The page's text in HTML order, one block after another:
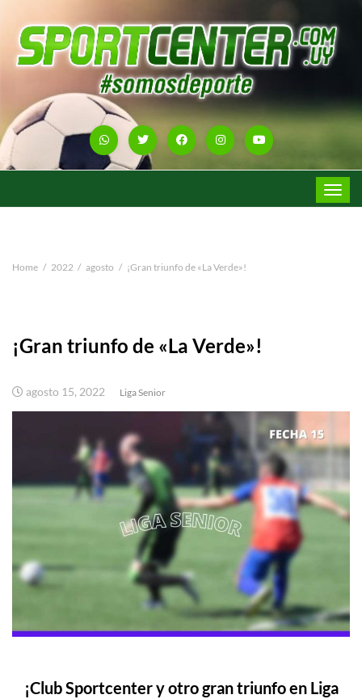
Toggle
Home 2022 agosto ¡Gran triunfo de «La Verde»!
¡Gran triunfo de «La Verde»!
agosto 15, 2022 Liga Senior
¡Club Sportcenter y otro gran triunfo en Liga